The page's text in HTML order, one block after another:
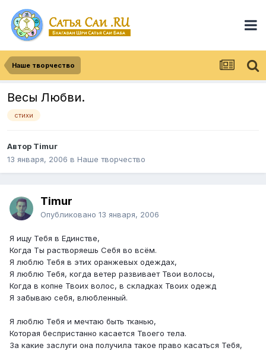
Наше творчество
Весы Любви.
стихи
Автор Timur
13 января, 2006 в Наше творчество
Timur
Опубликовано 13 января, 2006
Я ищу Тебя в Единстве,
Когда Ты растворяешь Себя во всём.
Я люблю Тебя в этих оранжевых одеждах,
Я люблю Тебя, когда ветер развивает Твои волосы,
Когда в копне Твоих волос, в складках Твоих одежд
Я забываю себя, влюбленный.
Я люблю Тебя и мечтаю быть тканью,
Которая беспристанно касается Твоего тела.
За какие заслуги она получила такое право касаться Тебя,